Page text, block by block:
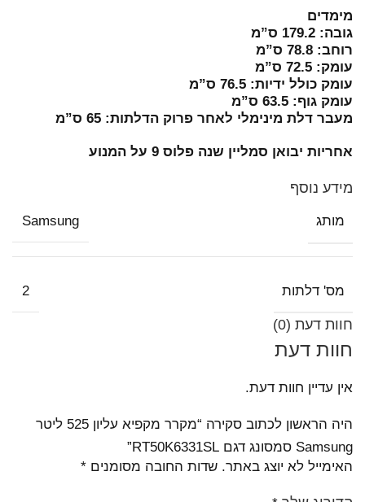
מימדים
גובה: 179.2 ס”מ
רוחב: 78.8 ס”מ
עומק: 72.5 ס”מ
עומק כולל ידיות: 76.5 ס”מ
עומק גוף: 63.5 ס”מ
מעבר דלת מינימלי לאחר פרוק הדלתות: 65 ס”מ
אחריות יבואן סמליין שנה פלוס 9 על המנוע
מידע נוסף
מותג Samsung
מס' דלתות 2
חוות דעת (0)
חוות דעת
אין עדיין חוות דעת.
היה הראשון לכתוב סקירה “מקרר מקפיא עליון 525 ליטר
Samsung סמסונג דגם RT50K6331SL”
האימייל לא יוצג באתר. שדות החובה מסומנים *